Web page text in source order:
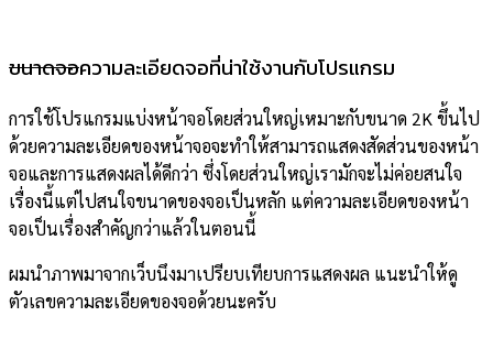
ขนาดจอความละเอียดจอที่น่าใช้งานกับโปรแกรม
การใช้โปรแกรมแบ่งหน้าจอโดยส่วนใหญ่เหมาะกับขนาด 2K ขึ้นไป
ด้วยความละเอียดของหน้าจอจะทำให้สามารถแสดงสัดส่วนของหน้า
จอและการแสดงผลได้ดีกว่า ซึ่งโดยส่วนใหญ่เรามักจะไม่ค่อยสนใจ
เรื่องนี้แต่ไปสนใจขนาดของจอเป็นหลัก แต่ความละเอียดของหน้า
จอเป็นเรื่องสำคัญกว่าแล้วในตอนนี้
ผมนำภาพมาจากเว็บนึงมาเปรียบเทียบการแสดงผล แนะนำให้ดู
ตัวเลขความละเอียดของจอด้วยนะครับ